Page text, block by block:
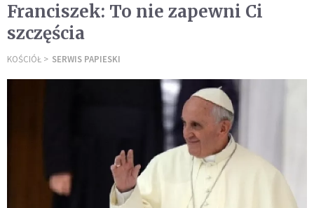
Franciszek: To nie zapewni Ci
szczęścia
KOŚCIÓŁ SERWIS PAPIESKI